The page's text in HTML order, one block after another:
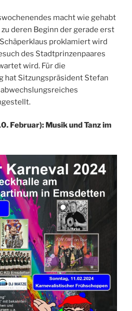
macht wie gehabt
deren Beginn der gerade erst
proklamiert wird
des Stadtprinzenpaares
wird. Für die
hat Sitzungspräsident Stefan
Februar): Musik und Tanz im